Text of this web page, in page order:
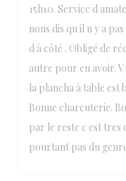
15h10. Service d
nous dis qu il n y a
d à côté . Obligé de
autre pour en avoir.
la plancha à table est
Bonne charcuterie.
par le reste c est tres
pourtant pas du